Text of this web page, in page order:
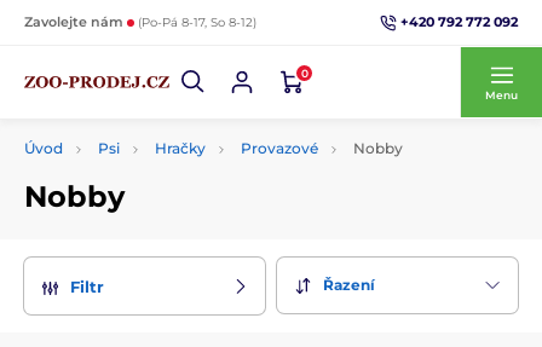
Zavolejte nám (Po-Pá 8-17, So 8-12) +420 792 772 092
0
Menu
Úvod Psi Hračky Provazové Nobby
Nobby
Filtr Řazení